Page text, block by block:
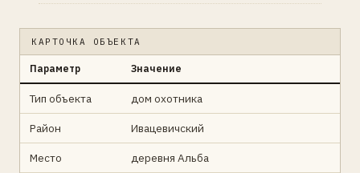
КАРТОЧКА ОБЪЕКТА
Параметр Значение
Тип объекта дом охотника
Район Ивацевичский
Место деревня Альба